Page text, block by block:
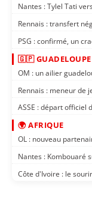
Nantes : Tylel Tati
Rennais : transfert
PSG : confirmé, un
🇬🇵 GUADELOUPE
OM : un ailier
Rennais : meneur de
ASSE : départ officiel
🌍 AFRIQUE
OL : nouveau
Nantes : Kombouaré
Côte d'Ivoire : le